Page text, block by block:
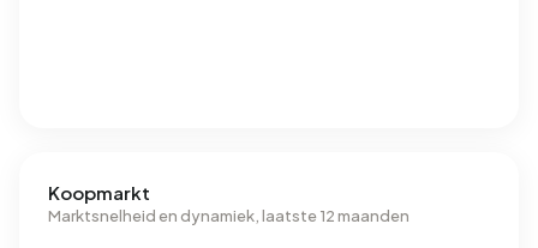
Koopmarkt
Marktsnelheid en dynamiek, laatste 12 maanden